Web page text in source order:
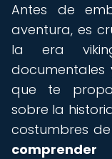
Antes de
aventura, es
la era
documentales
que te
sobre la
costumbres de